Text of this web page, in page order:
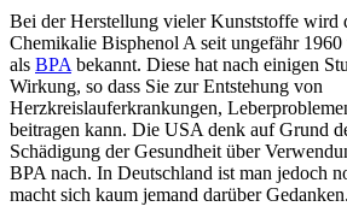
Bei der Herstellung vieler Kunststoffe wird
Chemikalie Bisphenol A seit ungefähr 1960
als BPA bekannt. Diese hat nach einigen
Wirkung, so dass Sie zur Entstehung von
Herzkreislauferkrankungen,
beitragen kann. Die USA denk auf Grund
Schädigung der Gesundheit über
BPA nach. In Deutschland ist man jedoch
macht sich kaum jemand darüber Gedanken.